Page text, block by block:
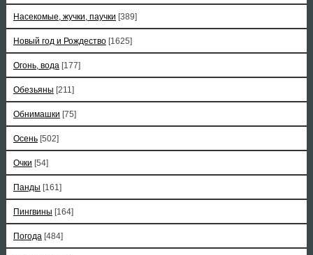
Насекомые, жучки, паучки [389]
Новый год и Рождество [1625]
Огонь, вода [177]
Обезьяны [211]
Обнимашки [75]
Осень [502]
Очки [54]
Панды [161]
Пингвины [164]
Погода [484]